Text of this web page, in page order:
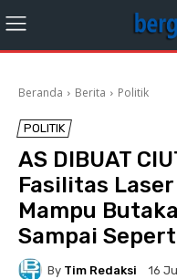
Beranda Berita Politik
POLITIK
AS DIBUAT
Fasilitas
Mampu
Sampai
By Tim Redaksi 16